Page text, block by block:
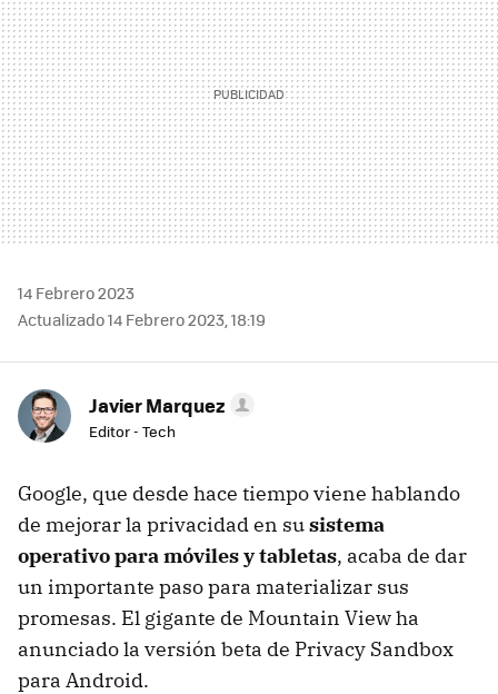
14 Febrero 2023
Actualizado 14 Febrero 2023, 18:19
Javier Marquez
Editor - Tech
Google, que desde hace tiempo viene hablando
de mejorar la privacidad en susistema
operativo para móviles y tabletas, acaba de dar
un importante paso para materializar sus
promesas. El gigante de Mountain View ha
anunciado la versión beta de Privacy Sandbox
para Android.